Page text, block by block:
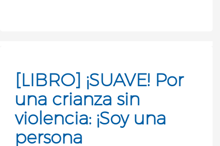
[LIBRO] ¡SUAVE! Por
una crianza sin
violencia: ¡Soy una
persona